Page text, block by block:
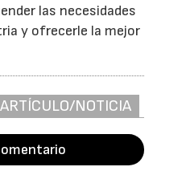
las necesidades
y ofrecerle la mejor
NOTICIA